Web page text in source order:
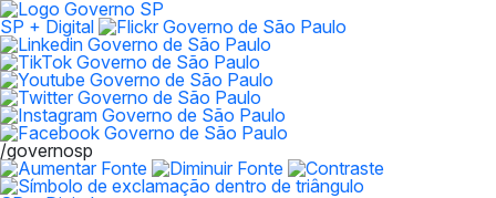
SP + Digital
/governosp